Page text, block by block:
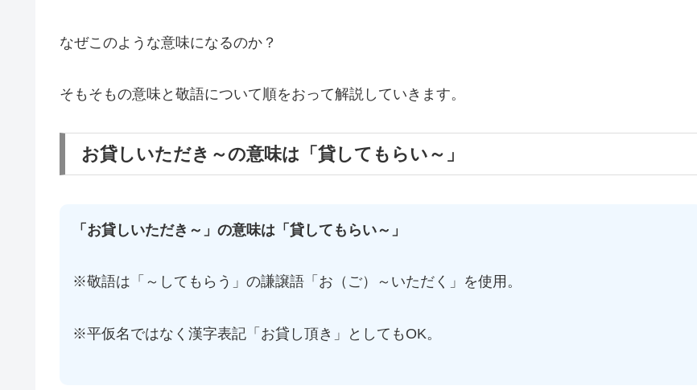
なぜこのような意味になるのか？
そもそもの意味と敬語について順をおって解説していきます。
お貸しいただき～の意味は「貸してもらい～」
「お貸しいただき～」の意味は「貸してもらい～」
※敬語は「～してもらう」の謙譲語「お（ご）～いただく」を使用。
※平仮名ではなく漢字表記「お貸し頂き」としてもOK。